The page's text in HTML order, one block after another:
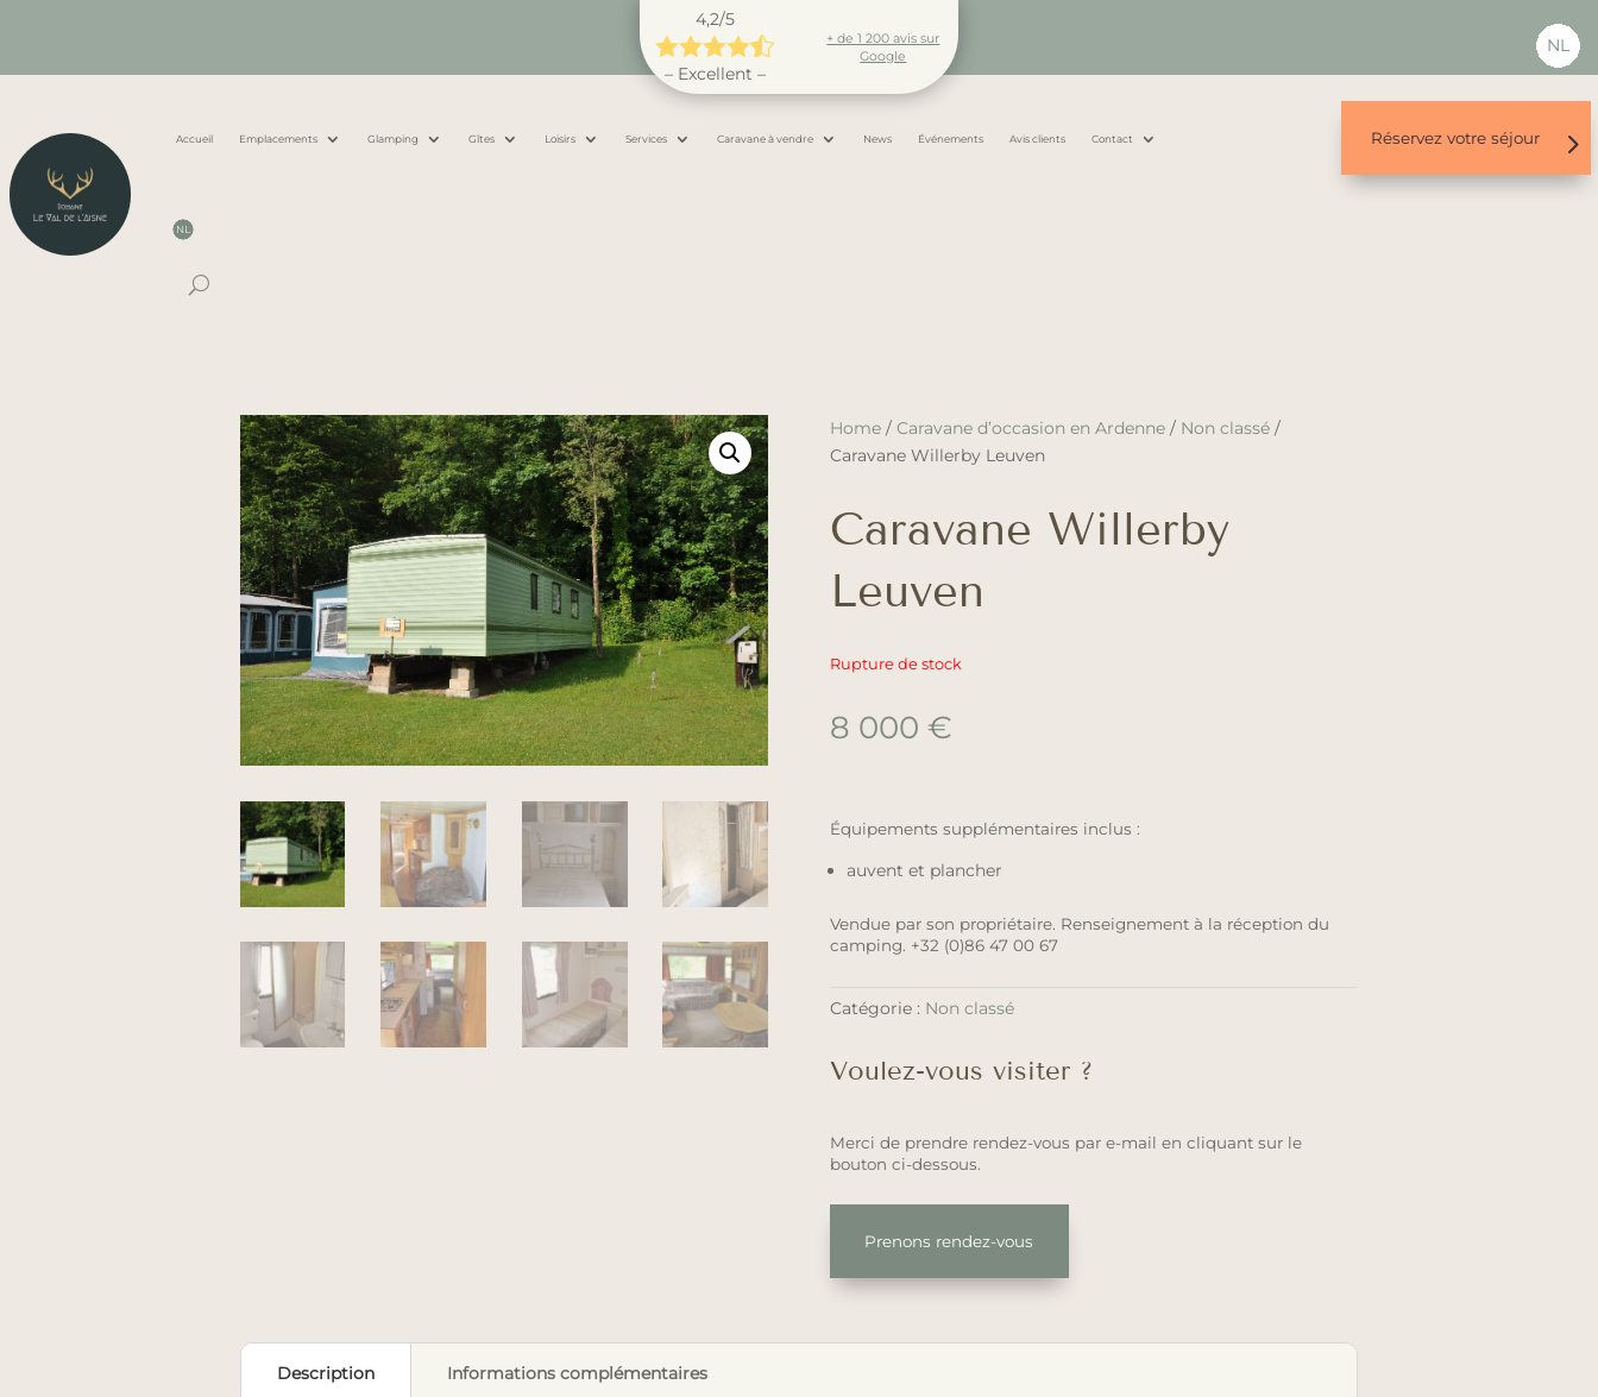
4,2/5

– Excellent –
+ de 1 200 avis sur
Google
NL
Accueil Emplacements Glamping Gîtes Loisirs Services Caravane à vendre News Événements Avis clients Contact
NL
Réservez votre séjour
Home/ Caravane d’occasion en Ardenne/ Non classé/
Caravane Willerby Leuven
Caravane Willerby
Leuven
Rupture de stock
8 000 €
Équipements supplémentaires inclus :
auvent et plancher
Vendue par son propriétaire. Renseignement à la réception du
camping. +32 (0)86 47 00 67
Catégorie : Non classé
Voulez-vous visiter ?
Merci de prendre rendez-vous par e-mail en cliquant sur le
bouton ci-dessous.
Prenons rendez-vous
Description Informations complémentaires